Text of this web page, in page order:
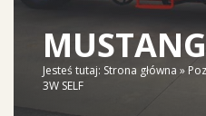
Jesteś tutaj: Strona główna »
3W SELF